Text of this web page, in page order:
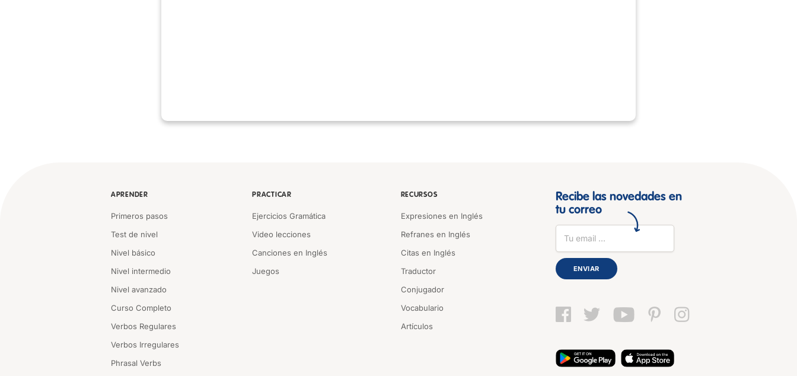
APRENDER
Primeros pasos
Test de nivel
Nivel básico
Nivel intermedio
Nivel avanzado
Curso Completo
Verbos Regulares
Verbos Irregulares
Phrasal Verbs
PRACTICAR
Ejercicios Gramática
Video lecciones
Canciones en Inglés
Juegos
RECURSOS
Expresiones en Inglés
Refranes en Inglés
Citas en Inglés
Traductor
Conjugador
Vocabulario
Artículos
Recibe las novedades en
tu correo
ENVIAR